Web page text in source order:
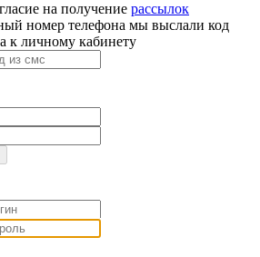
на получение рассылок
номер телефона мы выслали код
к личному кабинету